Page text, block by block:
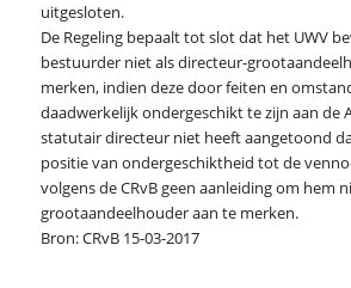
uitgesloten.
De Regeling bepaalt tot slot dat het UWV
bestuurder niet als directeur-
merken, indien deze door feiten en
daadwerkelijk ondergeschikt te zijn aan de
statutair directeur niet heeft aangetoond
positie van ondergeschiktheid tot de
volgens de CRvB geen aanleiding om hem
grootaandeelhouder aan te merken.
Bron: CRvB 15-03-2017